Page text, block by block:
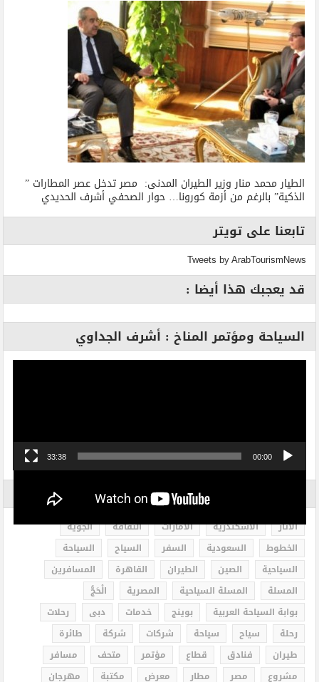
الطيار محمد منار وزير الطيران المدنى: مصر تدخل عصر المطارات ”
الذكية” بالرغم من أزمة كورونا… حوار الصحفي أشرف الحديدي
تابعنا على تويتر
Tweets by ArabTourismNews
قد يعجبك هذا أيضا :
السياحة ومؤتمر المناخ : أشرف الجداوي
00:00
33:38
الاثار الاسكندرية الامارات الثقافة
الجوية
الخطوط
السعودية السفر السياح
السياحة
السياحية
الصين الطيران القاهرة
المسافرين
المسلة
المسلة السياحية المصرية
الْحَجُّ
بوابة السياحة العربية
بوينج خدمات دبى
رحلات
رحلة
سياح سياحة شركات شركة
طائرة
طيران
فنادق قطاع مؤتمر متحف
مسافر
مشروع
مصر مطار معرض مكتبة
مهرجان